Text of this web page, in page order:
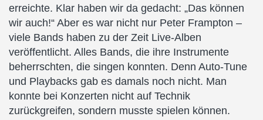
erreichte. Klar haben wir da gedacht: „Das können
wir auch!“ Aber es war nicht nur Peter Frampton –
viele Bands haben zu der Zeit Live-Alben
veröffentlicht. Alles Bands, die ihre Instrumente
beherrschten, die singen konnten. Denn Auto-Tune
und Playbacks gab es damals noch nicht. Man
konnte bei Konzerten nicht auf Technik
zurückgreifen, sondern musste spielen können.